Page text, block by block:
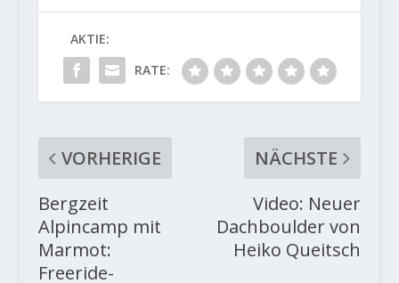
AKTIE:
RATE:
VORHERIGE
Bergzeit
Alpincamp mit
Marmot:
Freeride-
NÄCHSTE
Video: Neuer
Dachboulder von
Heiko Queitsch